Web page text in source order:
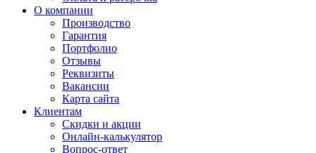
О компании
Производство
Гарантия
Портфолио
Отзывы
Реквизиты
Вакансии
Карта сайта
Клиентам
Скидки и акции
Онлайн-калькулятор
Вопрос-ответ